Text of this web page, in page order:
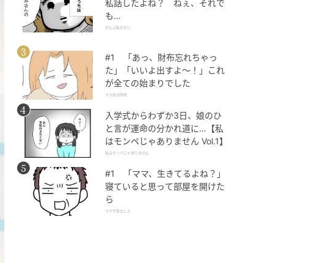
私話したよね？ ねぇ、それで
も…
ぜんぶ私のせい
#1 「あっ、財布忘れちゃっ
た」「いいよ出すよ〜！」これ
が全ての始まりでした
ママ友の財布
入学式からわずか3日、娘のひ
と言が運命の分かれ道に…【私
はモンペじゃありません Vol.1】
私はモンペじゃありません
#1 「ママ、生きてるよね？」
寝ていると思って部屋を開けた
ら
ママが家出した